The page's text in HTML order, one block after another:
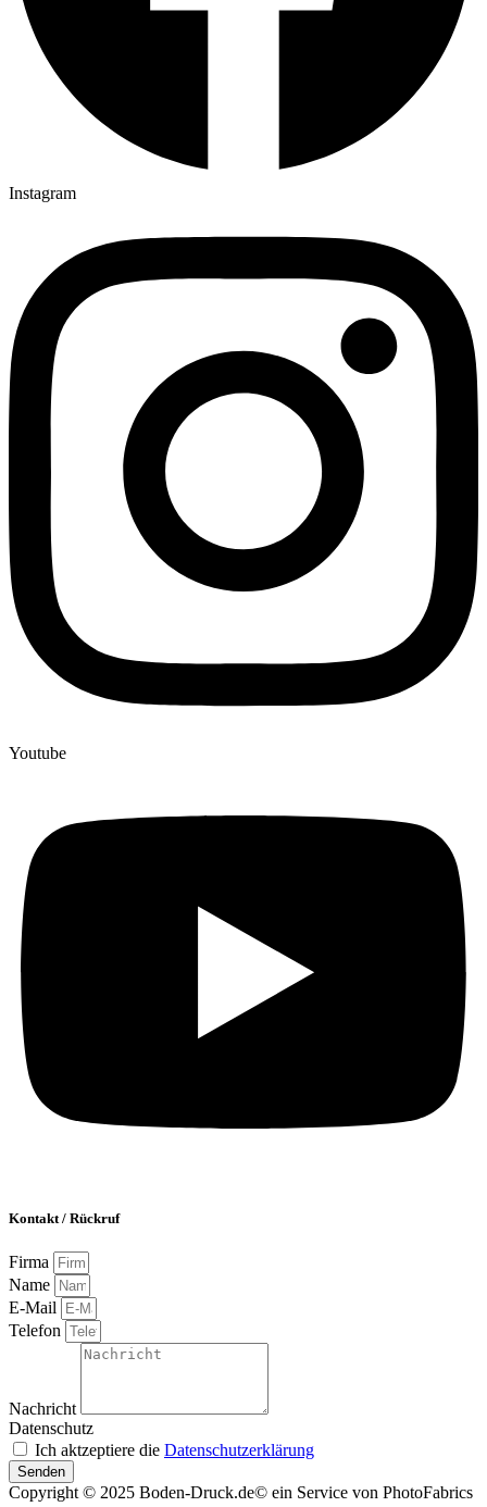
Instagram
Youtube
Kontakt / Rückruf
Firma
Name
E-Mail
Telefon
Nachricht
Datenschutz
Ich aktzeptiere die Datenschutzerklärung
Senden
Copyright © 2025 Boden-Druck.de© ein Service von PhotoFabrics